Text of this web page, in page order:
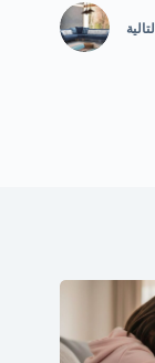
التالية